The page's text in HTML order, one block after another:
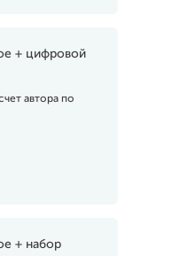
+ цифровой
автора по
+ набор